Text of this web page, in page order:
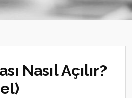
Nasıl Açılır?